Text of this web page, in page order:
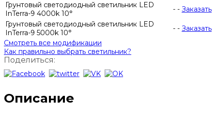
Грунтовый светодиодный светильник LED
InTerra-9 4000k 10°
- - Заказать
Грунтовый светодиодный светильник LED
InTerra-9 5000k 10°
- - Заказать
Смотреть все модификации
Как правильно выбрать светильник?
Поделиться:
Описание